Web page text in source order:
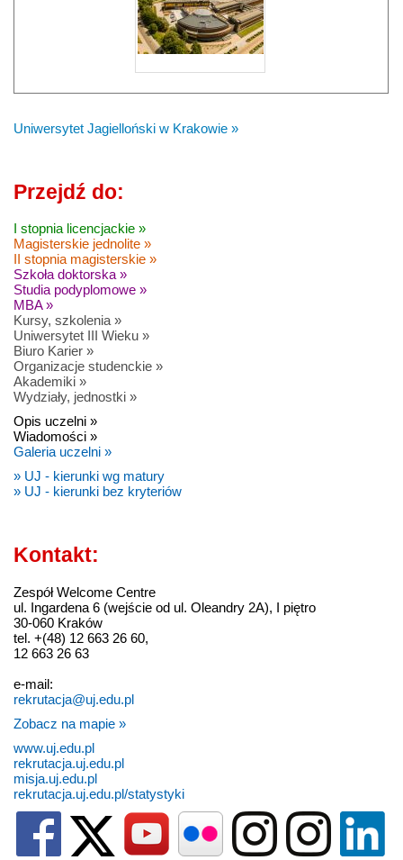
Uniwersytet Jagielloński w Krakowie »
Przejdź do:
I stopnia licencjackie »
Magisterskie jednolite »
II stopnia magisterskie »
Szkoła doktorska »
Studia podyplomowe »
MBA »
Kursy, szkolenia »
Uniwersytet III Wieku »
Biuro Karier »
Organizacje studenckie »
Akademiki »
Wydziały, jednostki »
Opis uczelni »
Wiadomości »
Galeria uczelni »
» UJ - kierunki wg matury
» UJ - kierunki bez kryteriów
Kontakt:
Zespół Welcome Centre
ul. Ingardena 6 (wejście od ul. Oleandry 2A), I piętro
30-060 Kraków
tel. +(48) 12 663 26 60,
12 663 26 63
e-mail:
rekrutacja@uj.edu.pl
Zobacz na mapie »
www.uj.edu.pl
rekrutacja.uj.edu.pl
misja.uj.edu.pl
rekrutacja.uj.edu.pl/statystyki